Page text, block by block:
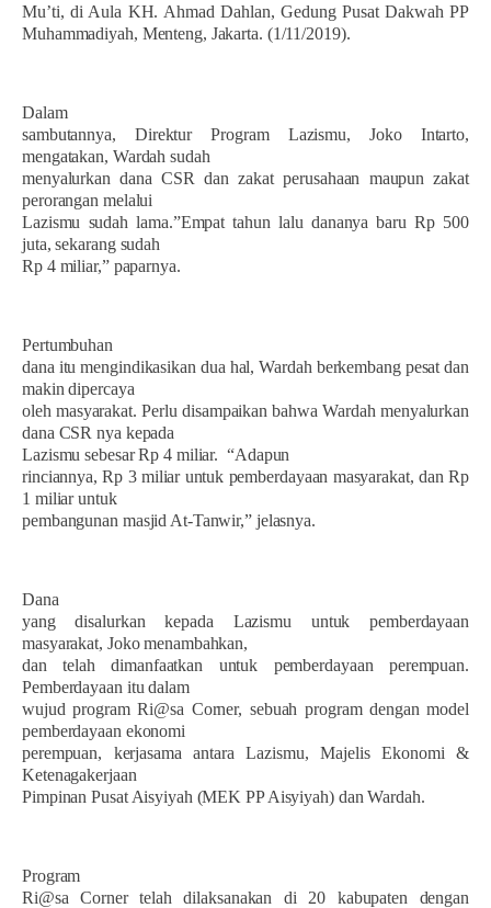
Mu’ti, di Aula KH. Ahmad Dahlan, Gedung Pusat Dakwah PP
Muhammadiyah, Menteng, Jakarta. (1/11/2019).
Dalam
sambutannya, Direktur Program Lazismu, Joko Intarto,
mengatakan, Wardah sudah
menyalurkan dana CSR dan zakat perusahaan maupun zakat
perorangan melalui
Lazismu sudah lama.”Empat tahun lalu dananya baru Rp 500
juta, sekarang sudah
Rp 4 miliar,” paparnya.
Pertumbuhan
dana itu mengindikasikan dua hal, Wardah berkembang pesat dan
makin dipercaya
oleh masyarakat. Perlu disampaikan bahwa Wardah menyalurkan
dana CSR nya kepada
Lazismu sebesar Rp 4 miliar. “Adapun
rinciannya, Rp 3 miliar untuk pemberdayaan masyarakat, dan Rp
1 miliar untuk
pembangunan masjid At-Tanwir,” jelasnya.
Dana
yang disalurkan kepada Lazismu untuk pemberdayaan
masyarakat, Joko menambahkan,
dan telah dimanfaatkan untuk pemberdayaan perempuan.
Pemberdayaan itu dalam
wujud program Ri@sa Corner, sebuah program dengan model
pemberdayaan ekonomi
perempuan, kerjasama antara Lazismu, Majelis Ekonomi &
Ketenagakerjaan
Pimpinan Pusat Aisyiyah (MEK PP Aisyiyah) dan Wardah.
Program
Ri@sa Corner telah dilaksanakan di 20 kabupaten dengan